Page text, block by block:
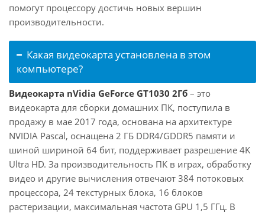
помогут процессору достичь новых вершин
производительности.
Какая видеокарта установлена в этом
компьютере?
Видеокарта nVidia GeForce GT1030 2Гб – это
видеокарта для сборки домашних ПК, поступила в
продажу в мае 2017 года, основана на архитектуре
NVIDIA Pascal, оснащена 2 ГБ DDR4/GDDR5 памяти и
шиной шириной 64 бит, поддерживает разрешение 4K
Ultra HD. За производительность ПК в играх, обработку
видео и другие вычисления отвечают 384 потоковых
процессора, 24 текстурных блока, 16 блоков
растеризации, максимальная частота GPU 1,5 ГГц. В